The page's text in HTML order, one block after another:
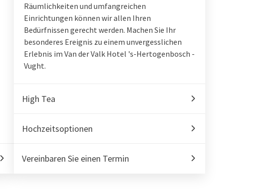
Räumlichkeiten und umfangreichen
Einrichtungen können wir allen Ihren
Bedürfnissen gerecht werden. Machen Sie Ihr
besonderes Ereignis zu einem unvergesslichen
Erlebnis im Van der Valk Hotel 's-Hertogenbosch -
Vught.
High Tea
Hochzeitsoptionen
Vereinbaren Sie einen Termin